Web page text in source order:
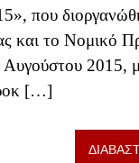
που
και το Νομικό
2015,
[…]